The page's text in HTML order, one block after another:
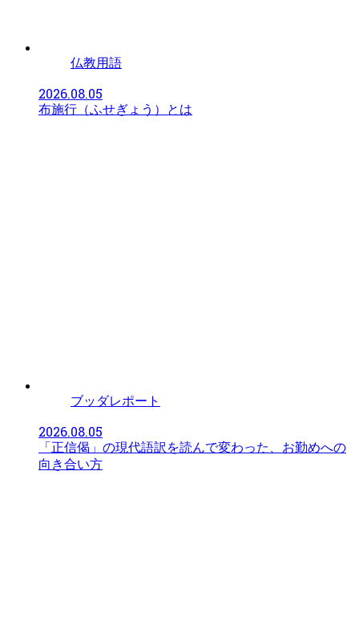
仏教用語
2026.08.05
布施行（ふせぎょう）とは
ブッダレポート
2026.08.05
「正信偈」の現代語訳を読んで変わった、お勤めへの
向き合い方